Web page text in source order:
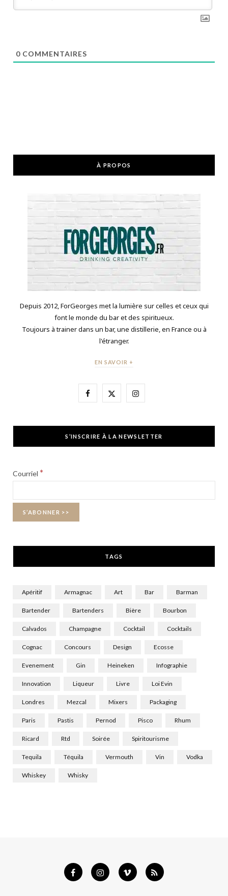
0 COMMENTAIRES
À PROPOS
Depuis 2012, ForGeorges met la lumière sur celles et ceux qui
font le monde du bar et des spiritueux.
Toujours à trainer dans un bar, une distillerie, en France ou à
l'étranger.
EN SAVOIR +
F
e
X
w
I
t
S’INSCRIRE À LA NEWSLETTER
Courriel *
TAGS
Apéritif Armagnac Art Bar Barman
Bartender Bartenders Bière Bourbon
Calvados Champagne Cocktail Cocktails
Cognac Concours Design Ecosse
Evenement Gin Heineken Infographie
Innovation Liqueur Livre Loi Evin
Londres Mezcal Mixers Packaging
Paris Pastis Pernod Pisco Rhum
Ricard Rtd Soirée Spiritourisme
Tequila Téquila Vermouth Vin Vodka
Whiskey Whisky